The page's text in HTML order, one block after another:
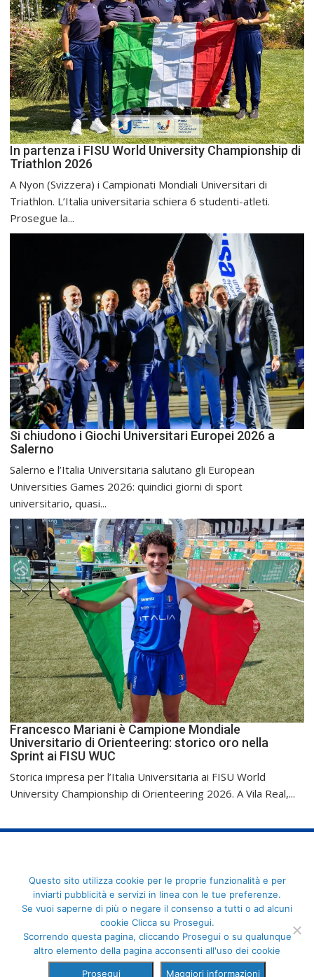
In partenza i FISU World University Championship di
Triathlon 2026
A Nyon (Svizzera) i Campionati Mondiali Universitari di
Triathlon. L’Italia universitaria schiera 6 studenti-atleti.
Prosegue la...
Si chiudono i Giochi Universitari Europei 2026 a
Salerno
Salerno e l’Italia Universitaria salutano gli European
Universities Games 2026: quindici giorni di sport
universitario, quasi...
Francesco Mariani è Campione Mondiale
Universitario di Orienteering: storico oro nella
Sprint ai FISU WUC
Storica impresa per l’Italia Universitaria ai FISU World
University Championship di Orienteering 2026. A Vila Real,...
FederCUSI: Federazione Italiana dello Sport Universitario - Via
Angelo Brofferio, 7 - 00195 Roma - C.F. 80109270589
Questo sito utilizza cookie per le proprie funzionalità e per
inviarti pubblicità e servizi in linea con le tue preferenze.
Se vuoi saperne di più o negare il consenso a tutti o ad alcuni
cookie Clicca su Prosegui.
Scorrendo questa pagina, cliccando Prosegui o su qualunque
altro elemento della pagina acconsenti all'uso dei cookie
Prosegui Maggiori informazioni